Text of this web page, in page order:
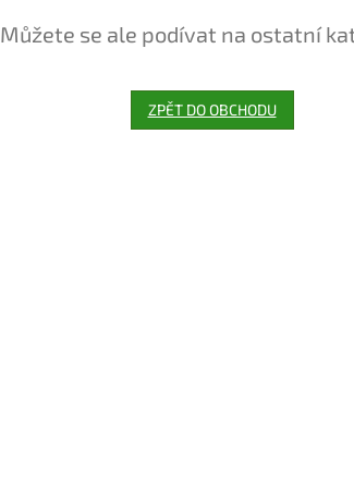
Můžete se ale podívat na ostatní
ZPĚT DO OBCHODU